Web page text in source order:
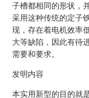
子槽都相同的形状，
采用这种传统的定子
现，存在着电机效率
大等缺陷，因此有待
需要和要求。
发明内容
本实用新型的目的就